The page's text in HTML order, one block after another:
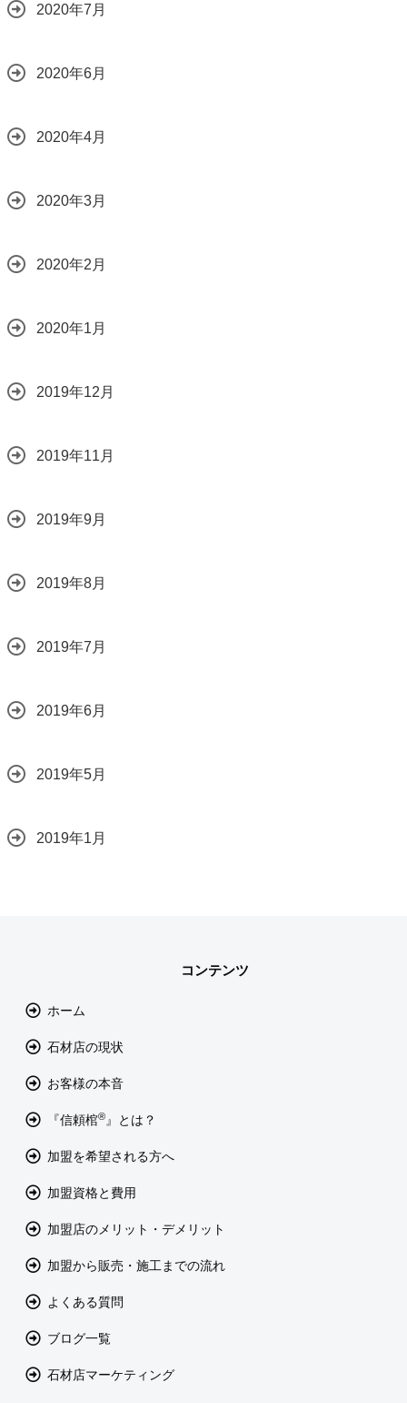
2020年7月
2020年6月
2020年4月
2020年3月
2020年2月
2020年1月
2019年12月
2019年11月
2019年9月
2019年8月
2019年7月
2019年6月
2019年5月
2019年1月
コンテンツ
ホーム
石材店の現状
お客様の本音
『信頼棺® 』とは？
加盟を希望される方へ
加盟資格と費用
加盟店のメリット・デメリット
加盟から販売・施工までの流れ
よくある質問
ブログ一覧
石材店マーケティング